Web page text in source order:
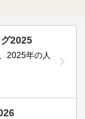
2025
2025年の人